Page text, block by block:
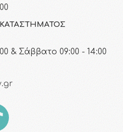
& Σάββατο 09:00 - 14:00